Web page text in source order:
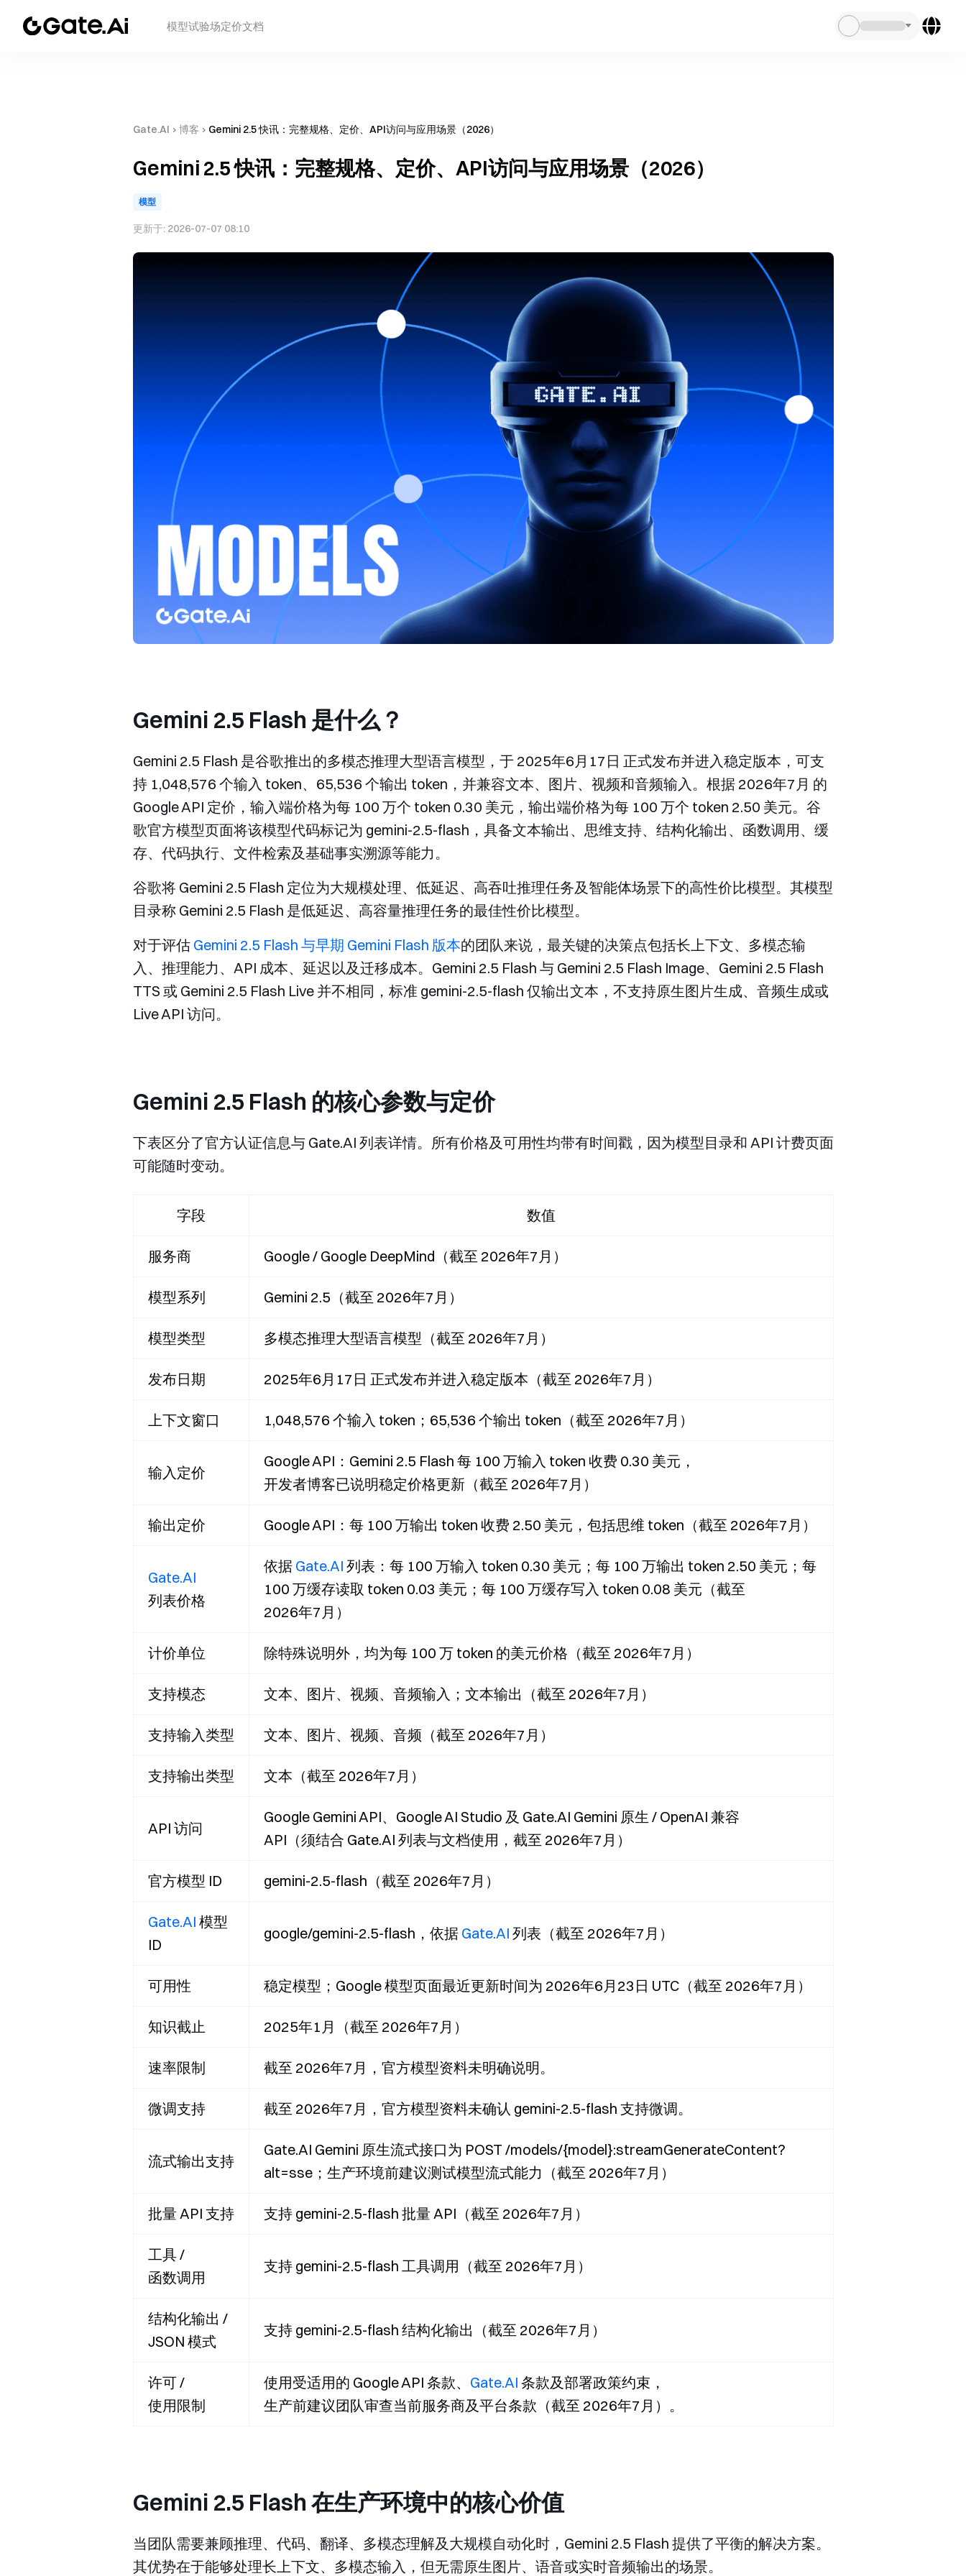
模型试验场定价文档
Gate.AI › 博客 › Gemini 2.5 快讯：完整规格、定价、API访问与应用场景（2026）
Gemini 2.5 快讯：完整规格、定价、API访问与应用场景（2026）
模型
更新于: 2026-07-07 08:10
Gemini 2.5 Flash 是什么？
Gemini 2.5 Flash 是谷歌推出的多模态推理大型语言模型，于 2025年6月17日 正式发布并进入稳定版本，可支
持 1,048,576 个输入 token、65,536 个输出 token，并兼容文本、图片、视频和音频输入。根据 2026年7月 的
Google API 定价，输入端价格为每 100 万个 token 0.30 美元，输出端价格为每 100 万个 token 2.50 美元。谷
歌官方模型页面将该模型代码标记为 gemini-2.5-flash ，具备文本输出、思维支持、结构化输出、函数调用、缓
存、代码执行、文件检索及基础事实溯源等能力。
谷歌将 Gemini 2.5 Flash 定位为大规模处理、低延迟、高吞吐推理任务及智能体场景下的高性价比模型。其模型
目录称 Gemini 2.5 Flash 是低延迟、高容量推理任务的最佳性价比模型。
对于评估 Gemini 2.5 Flash 与早期 Gemini Flash 版本的团队来说，最关键的决策点包括长上下文、多模态输
入、推理能力、API 成本、延迟以及迁移成本。Gemini 2.5 Flash 与 Gemini 2.5 Flash Image、Gemini 2.5 Flash
TTS 或 Gemini 2.5 Flash Live 并不相同，标准 gemini-2.5-flash 仅输出文本，不支持原生图片生成、音频生成或
Live API 访问。
Gemini 2.5 Flash 的核心参数与定价
下表区分了官方认证信息与 Gate.AI 列表详情。所有价格及可用性均带有时间戳，因为模型目录和 API 计费页面
可能随时变动。
字段 数值
服务商 Google / Google DeepMind（截至 2026年7月）
模型系列 Gemini 2.5（截至 2026年7月）
模型类型 多模态推理大型语言模型（截至 2026年7月）
发布日期 2025年6月17日 正式发布并进入稳定版本（截至 2026年7月）
上下文窗口 1,048,576 个输入 token；65,536 个输出 token（截至 2026年7月）
输入定价
Google API：Gemini 2.5 Flash 每 100 万输入 token 收费 0.30 美元，
开发者博客已说明稳定价格更新（截至 2026年7月）
输出定价 Google API：每 100 万输出 token 收费 2.50 美元，包括思维 token（截至 2026年7月）
Gate.AI
列表价格
依据 Gate.AI 列表：每 100 万输入 token 0.30 美元；每 100 万输出 token 2.50 美元；每
100 万缓存读取 token 0.03 美元；每 100 万缓存写入 token 0.08 美元（截至
2026年7月）
计价单位 除特殊说明外，均为每 100 万 token 的美元价格（截至 2026年7月）
支持模态 文本、图片、视频、音频输入；文本输出（截至 2026年7月）
支持输入类型 文本、图片、视频、音频（截至 2026年7月）
支持输出类型 文本（截至 2026年7月）
API 访问
Google Gemini API、Google AI Studio 及 Gate.AI Gemini 原生 / OpenAI 兼容
API（须结合 Gate.AI 列表与文档使用，截至 2026年7月）
官方模型 ID gemini-2.5-flash（截至 2026年7月）
Gate.AI 模型
ID
google/gemini-2.5-flash，依据 Gate.AI 列表（截至 2026年7月）
可用性 稳定模型；Google 模型页面最近更新时间为 2026年6月23日 UTC（截至 2026年7月）
知识截止 2025年1月（截至 2026年7月）
速率限制 截至 2026年7月，官方模型资料未明确说明。
微调支持 截至 2026年7月，官方模型资料未确认 gemini-2.5-flash 支持微调。
流式输出支持
Gate.AI Gemini 原生流式接口为 POST /models/{model}:streamGenerateContent?
alt=sse；生产环境前建议测试模型流式能力（截至 2026年7月）
批量 API 支持 支持 gemini-2.5-flash 批量 API（截至 2026年7月）
工具 /
函数调用
支持 gemini-2.5-flash 工具调用（截至 2026年7月）
结构化输出 /
JSON 模式
支持 gemini-2.5-flash 结构化输出（截至 2026年7月）
许可 /
使用限制
使用受适用的 Google API 条款、 Gate.AI 条款及部署政策约束，
生产前建议团队审查当前服务商及平台条款（截至 2026年7月）。
Gemini 2.5 Flash 在生产环境中的核心价值
当团队需要兼顾推理、代码、翻译、多模态理解及大规模自动化时，Gemini 2.5 Flash 提供了平衡的解决方案。
其优势在于能够处理长上下文、多模态输入，但无需原生图片、语音或实时音频输出的场景。